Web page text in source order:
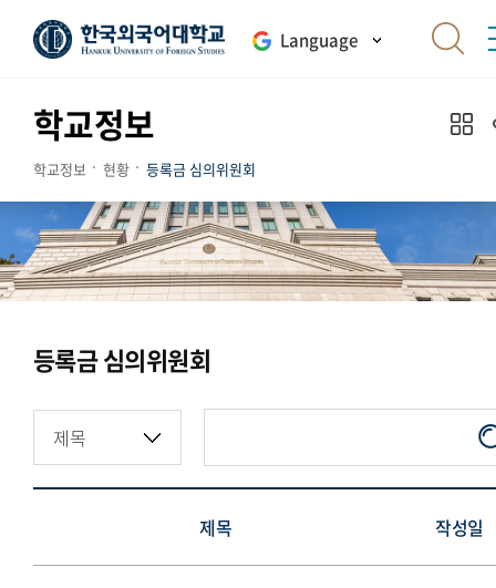
Language
학교정보
학교정보 현황 등록금 심의위원회
등록금 심의위원회
제목 작성일